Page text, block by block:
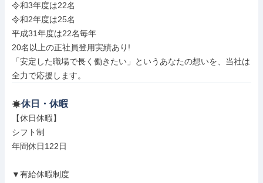
令和3年度は22名
令和2年度は25名
平成31年度は22名毎年
20名以上の正社員登用実績あり!
「安定した職場で長く働きたい」というあなたの想いを、当社は
全力で応援します。
休日・休暇
【休日休暇】
シフト制
年間休日122日
▼有給休暇制度